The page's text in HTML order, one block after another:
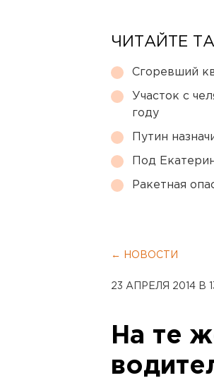
ЧИТАЙТЕ
Сгоревший
Участок с
году
Путин
Под
Ракетная
← НОВОСТИ
23 АПРЕЛЯ 2014 В
На те